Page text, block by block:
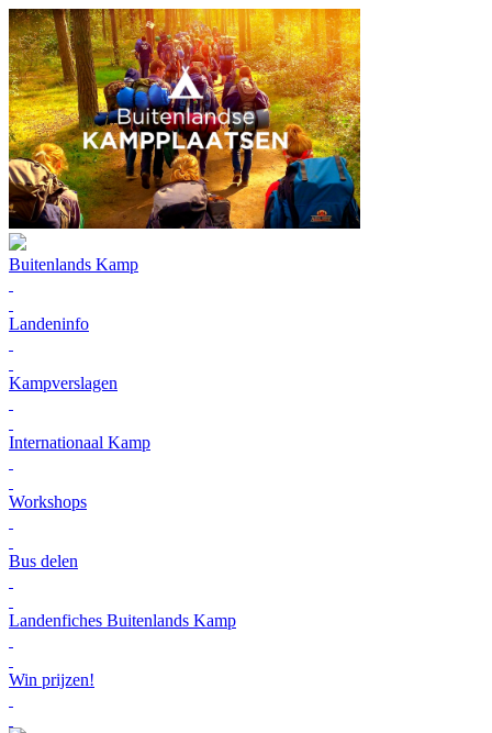
Buitenlands Kamp
Landeninfo
Kampverslagen
Internationaal Kamp
Workshops
Bus delen
Landenfiches Buitenlands Kamp
Win prijzen!